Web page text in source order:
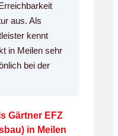
aus. Als
kennt
in Meilen sehr
bei der
Gärtner EFZ
in Meilen